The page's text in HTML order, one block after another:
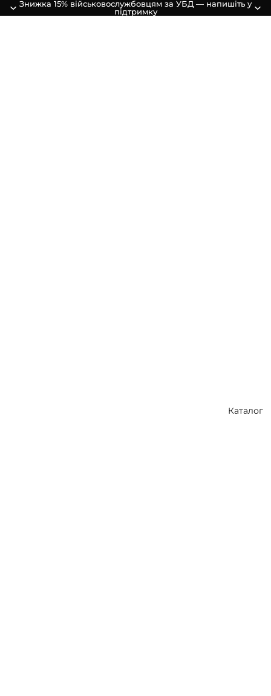
Знижка 15% військовослужбовцям за УБД — напишіть у
підтримку
Каталог